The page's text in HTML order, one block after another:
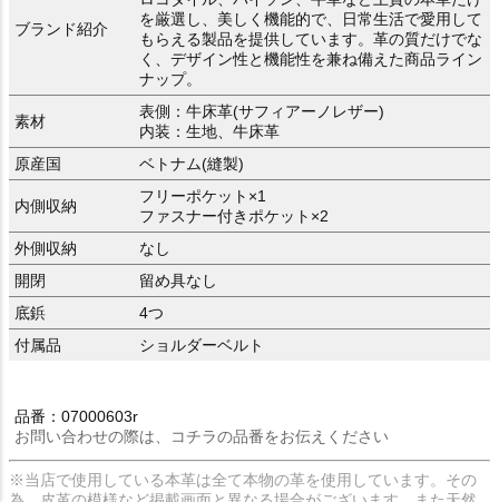
ブランド紹介
を厳選し、美しく機能的で、日常生活で愛用して
もらえる製品を提供しています。革の質だけでな
く、デザイン性と機能性を兼ね備えた商品ライン
ナップ。
素材
表側：牛床革(サフィアーノレザー)
内装：生地、牛床革
原産国
ベトナム(縫製)
内側収納
フリーポケット×1
ファスナー付きポケット×2
外側収納
なし
開閉
留め具なし
底鋲
4つ
付属品
ショルダーベルト
品番：07000603r
お問い合わせの際は、コチラの品番をお伝えください
※当店で使用している本革は全て本物の革を使用しています。その